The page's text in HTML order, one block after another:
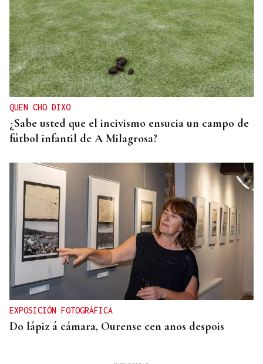
QUEN CHO DIXO
¿Sabe usted que el incivismo ensucia un campo de
fútbol infantil de A Milagrosa?
EXPOSICIÓN FOTOGRÁFICA
Do lápiz á cámara, Ourense cen anos despois